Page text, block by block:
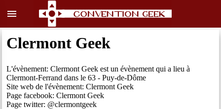
menu
Clermont Geek
L'évènement: Clermont Geek est un évènement qui a lieu à
Clermont-Ferrand dans le 63 - Puy-de-Dôme
Site web de l'évènement: Clermont Geek
Page facebook: Clermont Geek
Page twitter: @clermontgeek